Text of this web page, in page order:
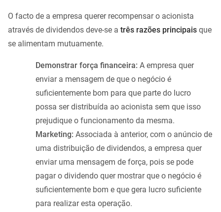
O facto de a empresa querer recompensar o acionista
através de dividendos deve-se a três razões principais que
se alimentam mutuamente.
Demonstrar força financeira: A empresa quer
enviar a mensagem de que o negócio é
suficientemente bom para que parte do lucro
possa ser distribuída ao acionista sem que isso
prejudique o funcionamento da mesma.
Marketing: Associada à anterior, com o anúncio de
uma distribuição de dividendos, a empresa quer
enviar uma mensagem de força, pois se pode
pagar o dividendo quer mostrar que o negócio é
suficientemente bom e que gera lucro suficiente
para realizar esta operação.